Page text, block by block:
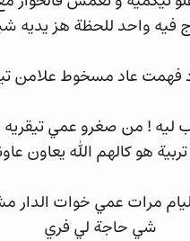
فيه واحد للحظة هز يديه
فهمت عاد مسخوط علامن
ليه ! من صغرو عمي
هو كالهم الله يعاون
مرات عمي خوات الدار
شي حاجة لي فري